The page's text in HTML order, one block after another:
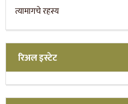
रिअल इस्टेट